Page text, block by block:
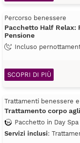
Percorso benessere
Pacchetto Half Relax:
Pensione
Incluso
SCOPRI DI PIÙ
Trattamenti benessere e
Trattamento corpo
Pacchetto in Day Spa
Servizi inclusi: